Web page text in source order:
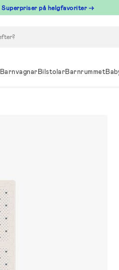
Superpriser på helgfavoriter →
BarnvagnarBilstolarBarnrummet